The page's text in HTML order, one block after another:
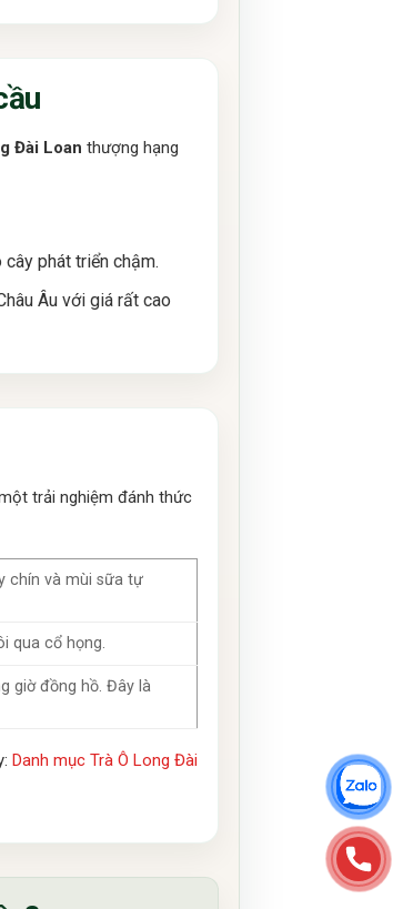
Đài Loan thượng hạng
phát triển chậm.
Âu với giá rất cao
trải nghiệm đánh thức
chín và mùi sữa tự
qua cổ họng.
giờ đồng hồ. Đây là
Danh mục Trà Ô Long Đài